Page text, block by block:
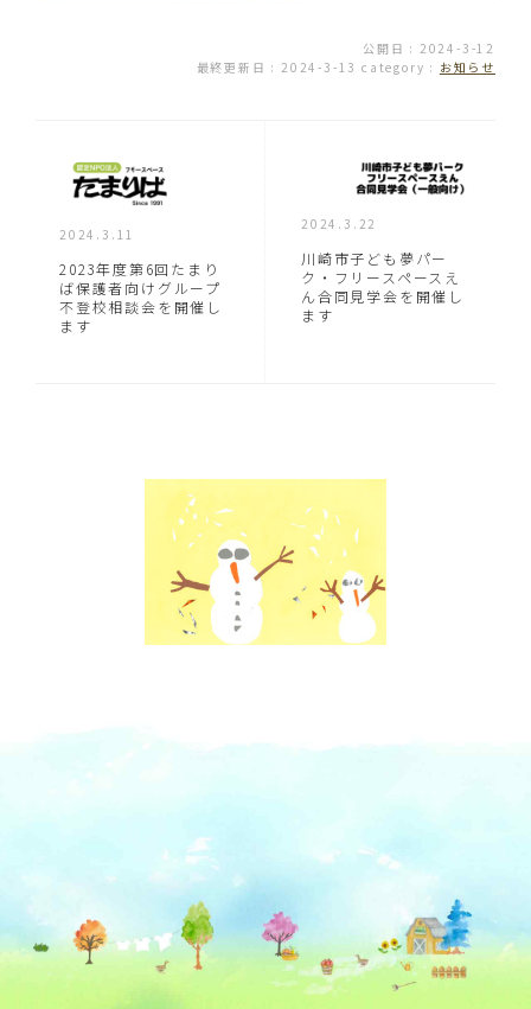
公開日 : 2024-3-12
最終更新日 : 2024-3-13 category : お知らせ
2024.3.11
2023年度第6回たまり
ば保護者向けグループ
不登校相談会を開催し
ます
2024.3.22
川崎市子ども夢パー
ク・フリースペースえ
ん合同見学会を開催し
ます